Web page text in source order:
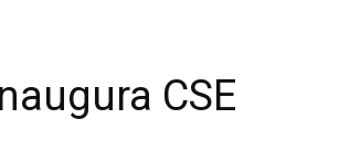
CSE